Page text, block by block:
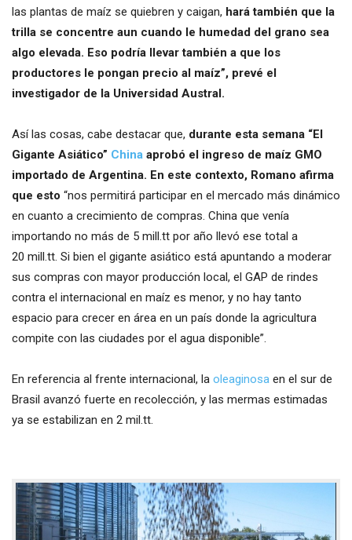
las plantas de maíz se quiebren y caigan, hará también que la
trilla se concentre aun cuando le humedad del grano sea
algo elevada. Eso podría llevar también a que los
productores le pongan precio al maíz”, prevé el
investigador de la Universidad Austral.
Así las cosas, cabe destacar que, durante esta semana “El
Gigante Asiático” China aprobó el ingreso de maíz GMO
importado de Argentina. En este contexto, Romano afirma
que esto “nos permitirá participar en el mercado más dinámico
en cuanto a crecimiento de compras. China que venía
importando no más de 5 mill.tt por año llevó ese total a
20 mill.tt. Si bien el gigante asiático está apuntando a moderar
sus compras con mayor producción local, el GAP de rindes
contra el internacional en maíz es menor, y no hay tanto
espacio para crecer en área en un país donde la agricultura
compite con las ciudades por el agua disponible”.
En referencia al frente internacional, la oleaginosa en el sur de
Brasil avanzó fuerte en recolección, y las mermas estimadas
ya se estabilizan en 2 mil.tt.